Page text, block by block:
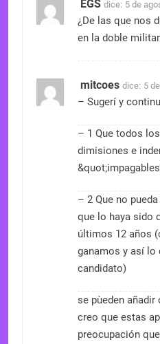
EGS dice: 5 de
¿De las que nos
en la doble
mitcoes dice: 5
– Sugerí y
– 1 Que todos
dimisiones e
– 2 Que no
que lo haya sido
últimos 12 años
ganamos y así lo
candidato)
se pùeden añadir
creo que estas
preocupación